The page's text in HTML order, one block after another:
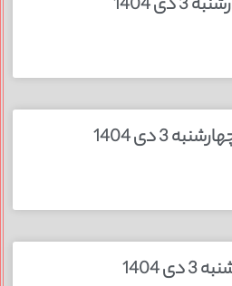
1404
3 دی 1404
1404